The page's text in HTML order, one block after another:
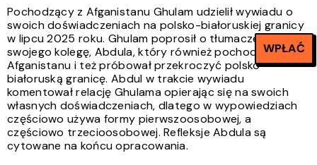
Pochodzący z Afganistanu Ghulam udzielił wywiadu o
swoich doświadczeniach na polsko-białoruskiej granicy
w lipcu 2025 roku. Ghulam poprosił o tłumaczenie
swojego kolegę, Abdula, który również pochodzi z
Afganistanu i też próbował przekroczyć polsko-
białoruską granicę. Abdul w trakcie wywiadu
komentował relację Ghulama opierając się na swoich
własnych doświadczeniach, dlatego w wypowiedziach
częściowo używa formy pierwszoosobowej, a
częściowo trzecioosobowej. Refleksje Abdula są
cytowane na końcu opracowania.
WPŁAĆ